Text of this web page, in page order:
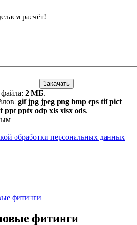
расчёт!
2 МБ.
gif jpg jpeg png bmp eps tif pict
ppt pptx odp xls xlsx ods.
обработки персональных данных
фитинги
фитинги